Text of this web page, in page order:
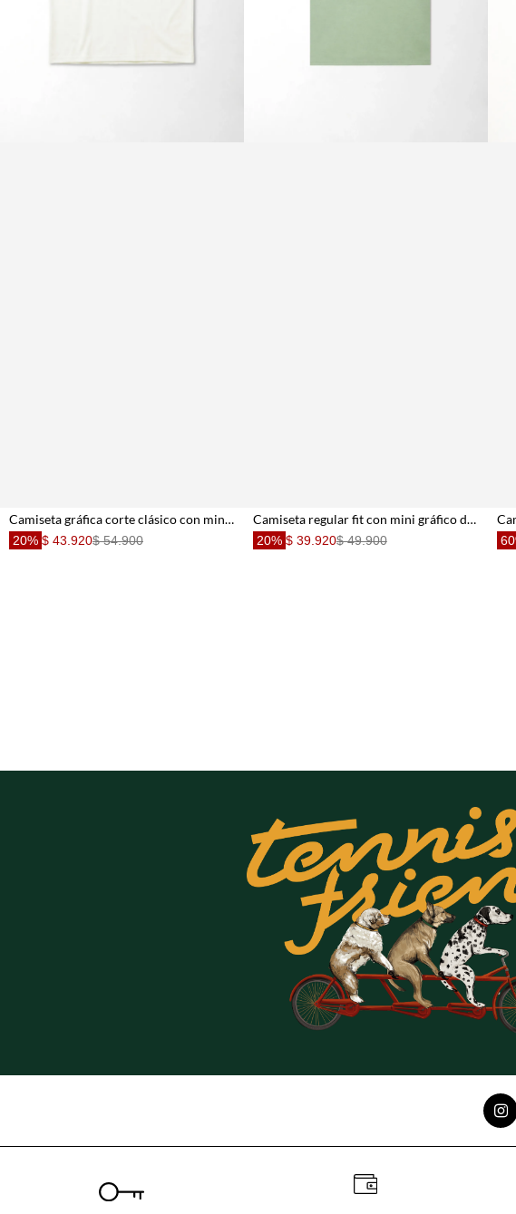
Camiseta gráfica corte clásico con mini perro en algodón blanco para hombre
20% $ 43.920$ 54.900
Camiseta regular fit con mini gráfico de pez en algodón verde para hombre
20% $ 39.920$ 49.900